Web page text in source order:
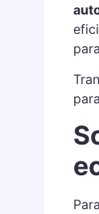
Para